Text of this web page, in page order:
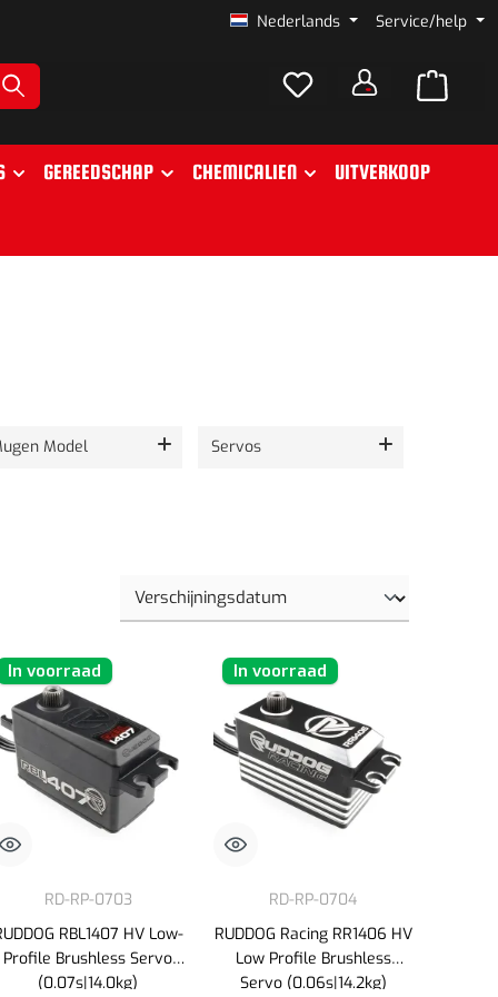
Nederlands Service/help
GEREEDSCHAP CHEMICALIEN UITVERKOOP
Model Servos
In voorraad
RD-RP-0703
RBL1407 HV Low-
Profile Brushless Servo
(0.07s|14.0kg)
In voorraad
RD-RP-0704
RUDDOG Racing RR1406 HV
Low Profile Brushless
Servo (0.06s|14.2kg)